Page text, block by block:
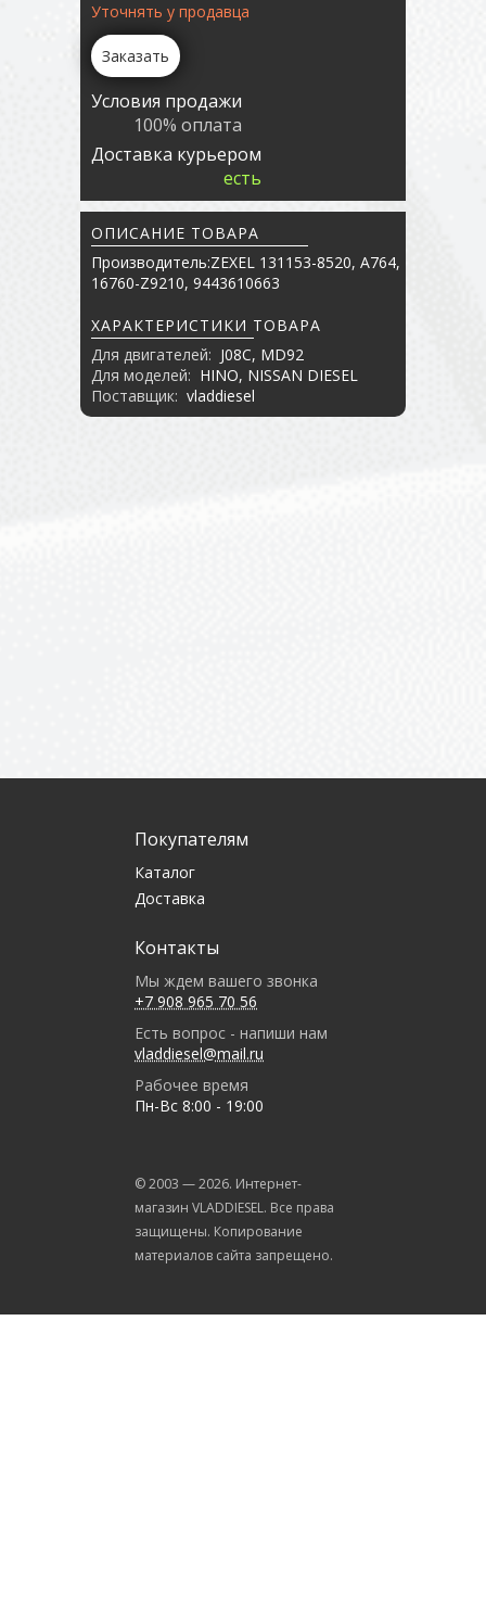
Уточнять у продавца
Заказать
Условия продажи
100% оплата
Доставка курьером
есть
ОПИСАНИЕ ТОВАРА
Производитель:ZEXEL 131153-8520, A764,
16760-Z9210, 9443610663
ХАРАКТЕРИСТИКИ ТОВАРА
Для двигателей: J08C, MD92
Для моделей: HINO, NISSAN DIESEL
Поставщик: vladdiesel
Покупателям
Каталог
Доставка
Контакты
Мы ждем вашего звонка
+7 908 965 70 56
Есть вопрос - напиши нам
vladdiesel@mail.ru
Рабочее время
Пн-Вс 8:00 - 19:00
© 2003 —2026. Интернет-
магазин VLADDIESEL. Все права
защищены. Копирование
материалов сайта запрещено.